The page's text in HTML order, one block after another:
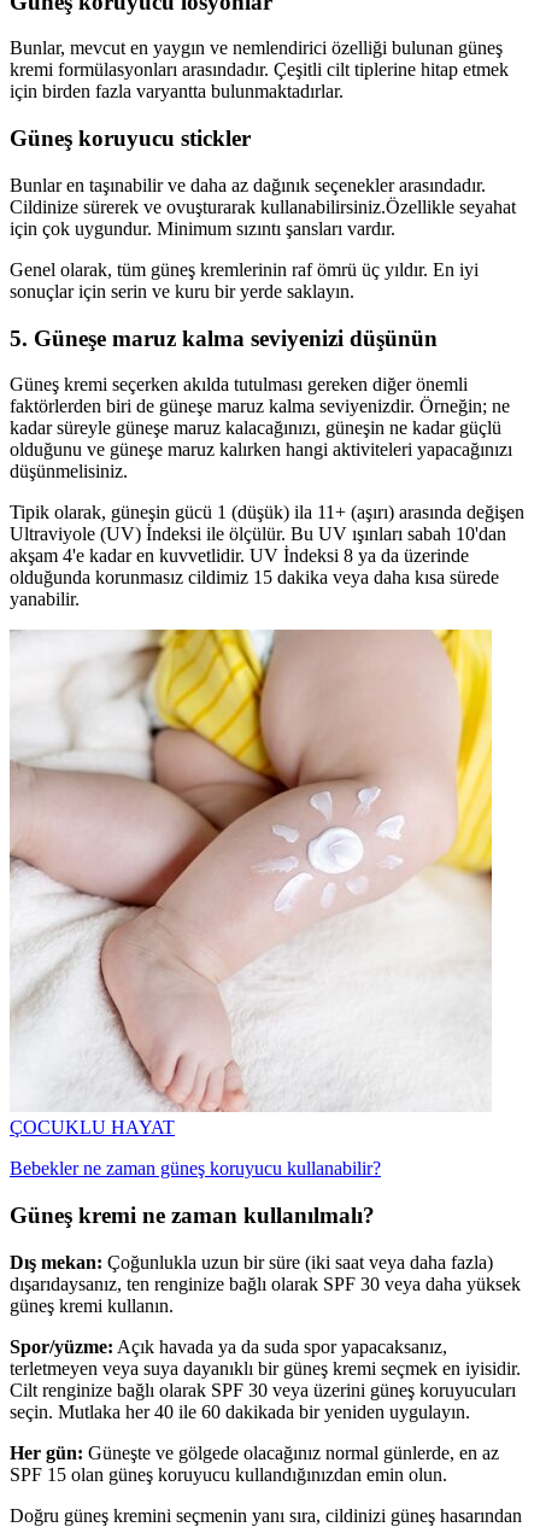
Bunlar, mevcut en yaygın ve nemlendirici özelliği bulunan güneş
kremi formülasyonları arasındadır. Çeşitli cilt tiplerine hitap etmek
için birden fazla varyantta bulunmaktadırlar.
Güneş koruyucu stickler
Bunlar en taşınabilir ve daha az dağınık seçenekler arasındadır.
Cildinize sürerek ve ovuşturarak kullanabilirsiniz.Özellikle seyahat
için çok uygundur. Minimum sızıntı şansları vardır.
Genel olarak, tüm güneş kremlerinin raf ömrü üç yıldır. En iyi
sonuçlar için serin ve kuru bir yerde saklayın.
5. Güneşe maruz kalma seviyenizi düşünün
Güneş kremi seçerken akılda tutulması gereken diğer önemli
faktörlerden biri de güneşe maruz kalma seviyenizdir. Örneğin; ne
kadar süreyle güneşe maruz kalacağınızı, güneşin ne kadar güçlü
olduğunu ve güneşe maruz kalırken hangi aktiviteleri yapacağınızı
düşünmelisiniz.
Tipik olarak, güneşin gücü 1 (düşük) ila 11+ (aşırı) arasında değişen
Ultraviyole (UV) İndeksi ile ölçülür. Bu UV ışınları sabah 10'dan
akşam 4'e kadar en kuvvetlidir. UV İndeksi 8 ya da üzerinde
olduğunda korunmasız cildimiz 15 dakika veya daha kısa sürede
yanabilir.
ÇOCUKLU HAYAT
Bebekler ne zaman güneş koruyucu kullanabilir?
Güneş kremi ne zaman kullanılmalı?
Dış mekan: Çoğunlukla uzun bir süre (iki saat veya daha fazla)
dışarıdaysanız, ten renginize bağlı olarak SPF 30 veya daha yüksek
güneş kremi kullanın.
Spor/yüzme: Açık havada ya da suda spor yapacaksanız,
terletmeyen veya suya dayanıklı bir güneş kremi seçmek en iyisidir.
Cilt renginize bağlı olarak SPF 30 veya üzerini güneş koruyucuları
seçin. Mutlaka her 40 ile 60 dakikada bir yeniden uygulayın.
Her gün: Güneşte ve gölgede olacağınız normal günlerde, en az
SPF 15 olan güneş koruyucu kullandığınızdan emin olun.
Doğru güneş kremini seçmenin yanı sıra, cildinizi güneş hasarından